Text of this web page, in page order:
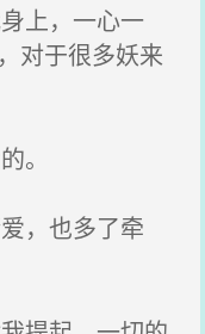
上，一心一
对于很多妖来
。
，也多了牵